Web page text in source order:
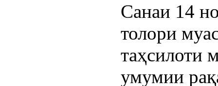
Санаи 14
толори
таҳсилоти
умумии